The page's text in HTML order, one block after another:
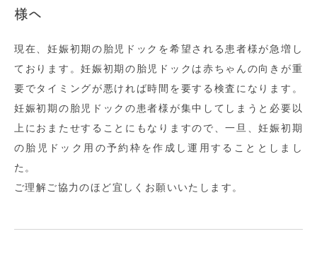
様へ
現在、妊娠初期の胎児ドックを希望される患者様が急増し
ております。妊娠初期の胎児ドックは赤ちゃんの向きが重
要でタイミングが悪ければ時間を要する検査になります。
妊娠初期の胎児ドックの患者様が集中してしまうと必要以
上におまたせすることにもなりますので、一旦、妊娠初期
の胎児ドック用の予約枠を作成し運用することとしまし
た。
ご理解ご協力のほど宜しくお願いいたします。